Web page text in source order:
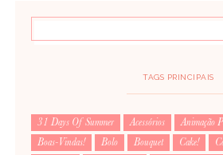
TAGS PRINCIPAIS
31 Days Of Summer Acessórios Animação
Boas-Vindas!
Bolo Bouquet Cake!